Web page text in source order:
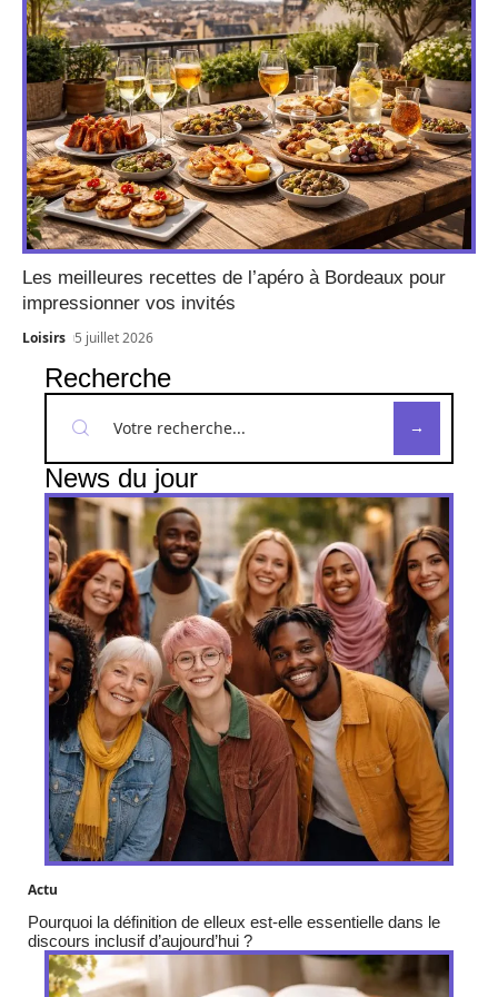
Les meilleures recettes de l’apéro à Bordeaux pour
impressionner vos invités
Loisirs 5 juillet 2026
Recherche
News du jour
Actu
Pourquoi la définition de elleux est-elle essentielle dans le
discours inclusif d’aujourd’hui ?